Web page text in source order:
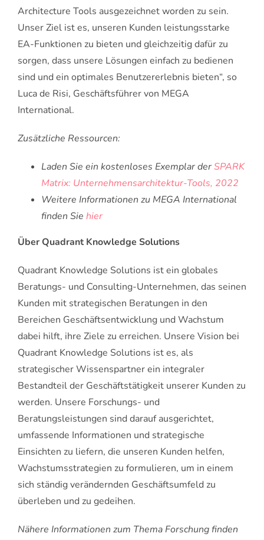
Architecture Tools ausgezeichnet worden zu sein.
Unser Ziel ist es, unseren Kunden leistungsstarke
EA-Funktionen zu bieten und gleichzeitig dafür zu
sorgen, dass unsere Lösungen einfach zu bedienen
sind und ein optimales Benutzererlebnis bieten“, so
Luca de Risi, Geschäftsführer von MEGA
International.
Zusätzliche Ressourcen:
Laden Sie ein kostenloses Exemplar derSPARK
Matrix: Unternehmensarchitektur-Tools, 2022
Weitere Informationen zu MEGA International
finden Sie hier
Über Quadrant Knowledge Solutions
Quadrant Knowledge Solutions ist ein globales
Beratungs- und Consulting-Unternehmen, das seinen
Kunden mit strategischen Beratungen in den
Bereichen Geschäftsentwicklung und Wachstum
dabei hilft, ihre Ziele zu erreichen. Unsere Vision bei
Quadrant Knowledge Solutions ist es, als
strategischer Wissenspartner ein integraler
Bestandteil der Geschäftstätigkeit unserer Kunden zu
werden. Unsere Forschungs- und
Beratungsleistungen sind darauf ausgerichtet,
umfassende Informationen und strategische
Einsichten zu liefern, die unseren Kunden helfen,
Wachstumsstrategien zu formulieren, um in einem
sich ständig verändernden Geschäftsumfeld zu
überleben und zu gedeihen.
Nähere Informationen zum Thema Forschung finden